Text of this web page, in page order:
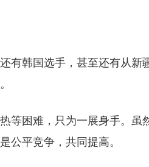
有韩国选手，甚至还有从新
等困难，只为一展身手。虽
公平竞争，共同提高。